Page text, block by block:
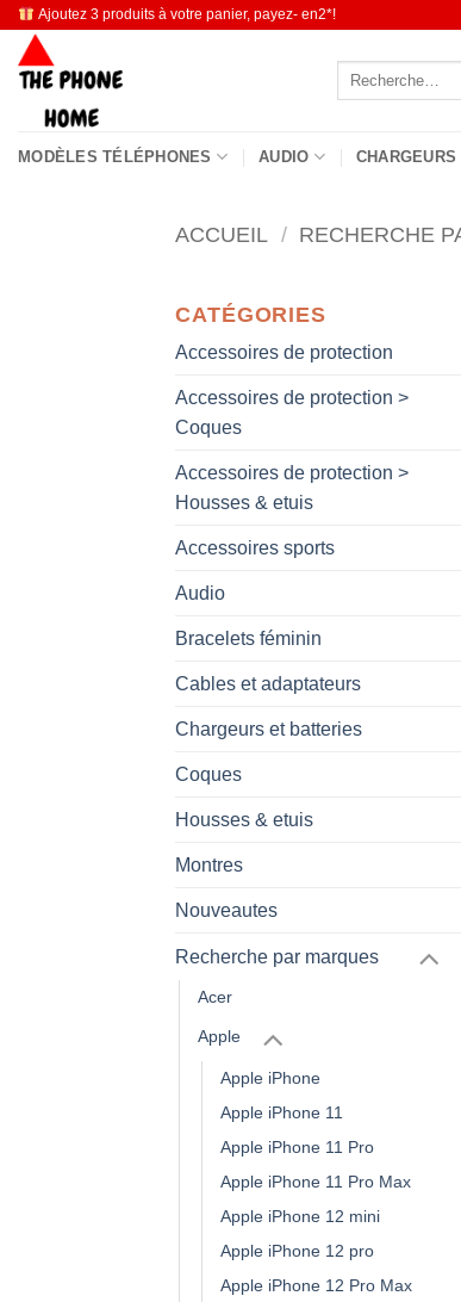
Passer
contenu
Ajoutez 3 produits à votre panier, payez- en2*!
Recherche
MODÈLES TÉLÉPHONES AUDIO
ACCUEIL / RECHERCHE
CATÉGORIES
Accessoires de protection
Accessoires de protection >
Coques
Accessoires de protection >
Housses & etuis
Accessoires sports
Audio
Bracelets féminin
Cables et adaptateurs
Chargeurs et batteries
Coques
Housses & etuis
Montres
Nouveautes
Recherche par marques
Acer
Apple
Apple iPhone
Apple iPhone 11
Apple iPhone 11 Pro
Apple iPhone 11 Pro Max
Apple iPhone 12 mini
Apple iPhone 12 pro
Apple iPhone 12 Pro Max